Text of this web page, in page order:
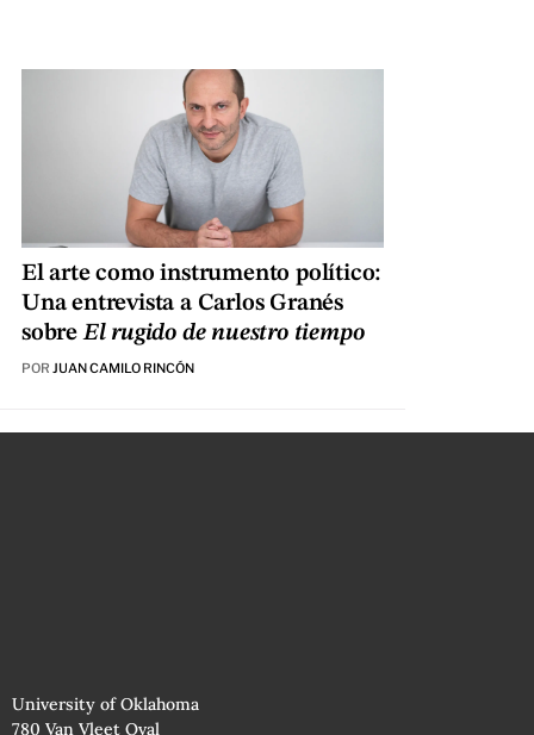
El arte como instrumento político:
Una entrevista a Carlos Granés
sobreEl rugido de nuestro tiempo
POR JUAN CAMILO RINCÓN
University of Oklahoma
780 Van Vleet Oval